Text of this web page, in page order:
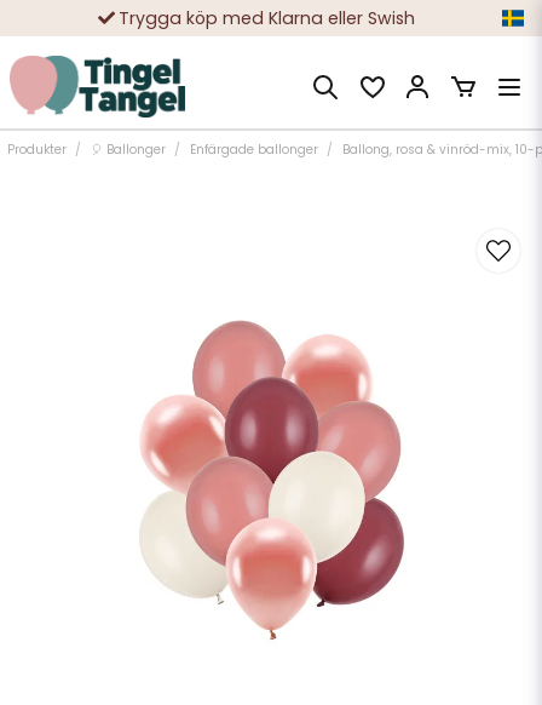
Trygga köp med Klarna eller Swish
10 000-tals nöjda kunder
Produkter 🎈 Ballonger Enfärgade ballonger Ballong, rosa & vinröd-mix, 10-